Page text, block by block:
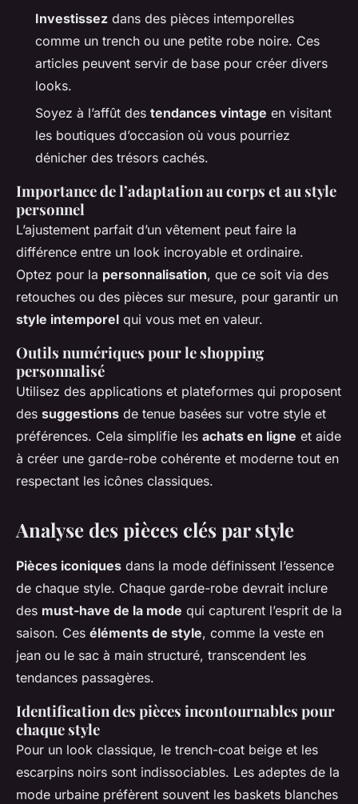
Investissez dans des pièces intemporelles
comme un trench ou une petite robe noire. Ces
articles peuvent servir de base pour créer divers
looks.
Soyez à l’affût des tendances vintage en visitant
les boutiques d’occasion où vous pourriez
dénicher des trésors cachés.
Importance de l’adaptation au corps et au style
personnel
L’ajustement parfait d’un vêtement peut faire la
différence entre un look incroyable et ordinaire.
Optez pour la personnalisation, que ce soit via des
retouches ou des pièces sur mesure, pour garantir un
style intemporel qui vous met en valeur.
Outils numériques pour le shopping
personnalisé
Utilisez des applications et plateformes qui proposent
des suggestions de tenue basées sur votre style et
préférences. Cela simplifie les achats en ligne et aide
à créer une garde-robe cohérente et moderne tout en
respectant les icônes classiques.
Analyse des pièces clés par style
Pièces iconiques dans la mode définissent l’essence
de chaque style. Chaque garde-robe devrait inclure
des must-have de la mode qui capturent l’esprit de la
saison. Ces éléments de style, comme la veste en
jean ou le sac à main structuré, transcendent les
tendances passagères.
Identification des pièces incontournables pour
chaque style
Pour un look classique, le trench-coat beige et les
escarpins noirs sont indissociables. Les adeptes de la
mode urbaine préfèrent souvent les baskets blanches